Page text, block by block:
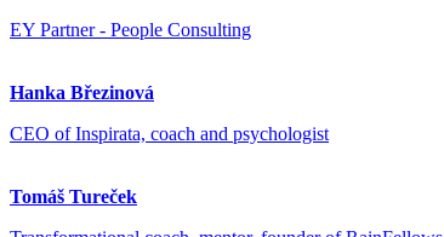
EY Partner - People Consulting
Hanka Březinová
CEO of Inspirata, coach and psychologist
Tomáš Tureček